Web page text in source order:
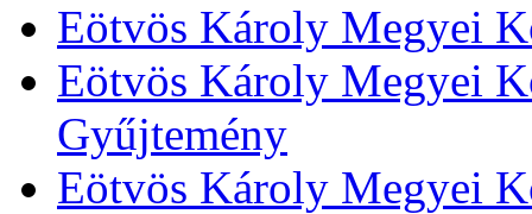
Eötvös Károly Megyei
Eötvös Károly Megyei
Gyűjtemény
Eötvös Károly Megyei